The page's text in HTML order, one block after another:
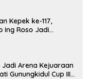
Kepek ke-117,
Ing Roso Jadi
Arena Kejuaraan
Gunungkidul Cup III